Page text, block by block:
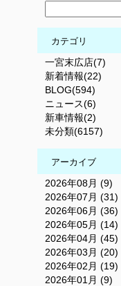
カテゴリ
一宮末広店(7)
新着情報(22)
BLOG(594)
ニュース(6)
新車情報(2)
未分類(6157)
アーカイブ
2026年08月 (9)
2026年07月 (31)
2026年06月 (36)
2026年05月 (14)
2026年04月 (45)
2026年03月 (20)
2026年02月 (19)
2026年01月 (9)